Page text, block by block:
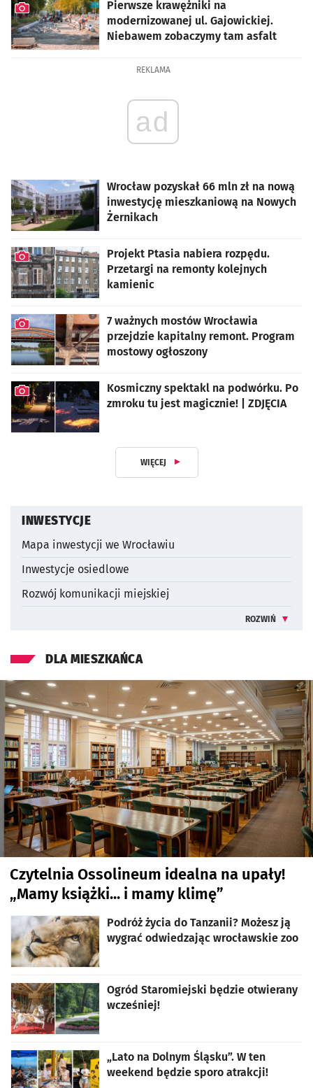
Pierwsze krawężniki na
modernizowanej ul. Gajowickiej.
Niebawem zobaczymy tam asfalt
REKLAMA
ad
Wrocław pozyskał 66 mln zł na nową
inwestycję mieszkaniową na Nowych
Żernikach
Projekt Ptasia nabiera rozpędu.
Przetargi na remonty kolejnych
kamienic
7 ważnych mostów Wrocławia
przejdzie kapitalny remont. Program
mostowy ogłoszony
Kosmiczny spektakl na podwórku. Po
zmroku tu jest magicznie! | ZDJĘCIA
WIĘCEJ Z DZIAŁUAKTUALNOŚCI
INWESTYCJE
Mapa inwestycji we Wrocławiu
Inwestycje osiedlowe
Rozwój komunikacji miejskiej
ROZWIŃ
DLA MIESZKAŃCA
Czytelnia Ossolineum idealna na upały!
„Mamy książki... i mamy klimę”
Podróż życia do Tanzanii? Możesz ją
wygrać odwiedzając wrocławskie zoo
Ogród Staromiejski będzie otwierany
wcześniej!
„Lato na Dolnym Śląsku”. W ten
weekend będzie sporo atrakcji!